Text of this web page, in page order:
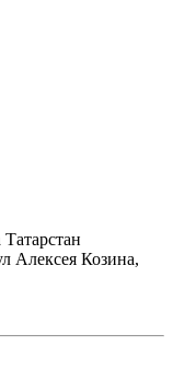
Алексея Козина,